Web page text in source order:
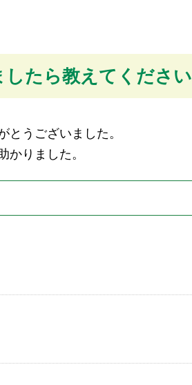
したら教えてください
うございました。
かりました。